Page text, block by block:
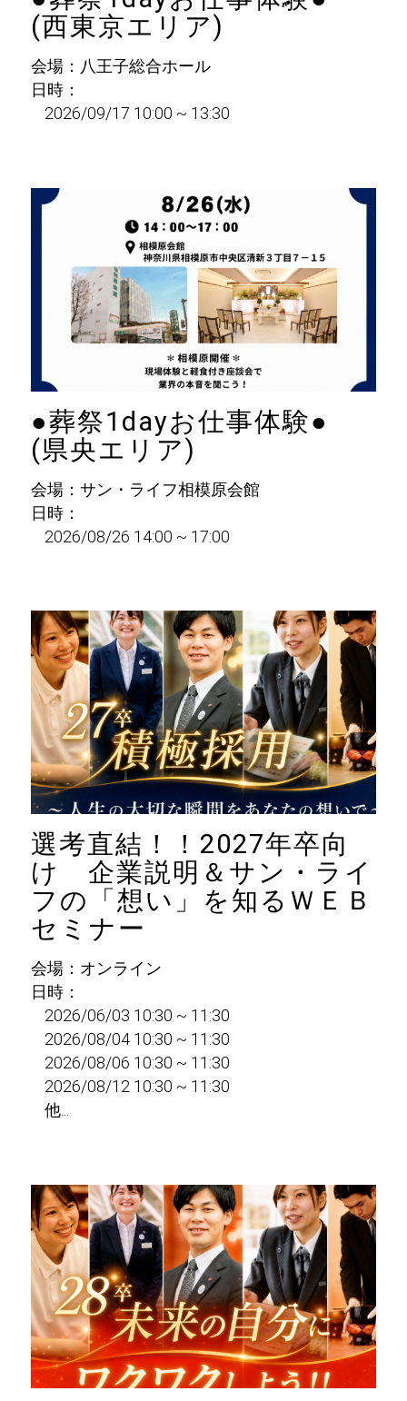
(西東京エリア)
会場：八王子総合ホール
日時：
2026/09/17 10:00 ~ 13:30
●葬祭1dayお仕事体験●
(県央エリア)
会場：サン・ライフ相模原会館
日時：
2026/08/26 14:00 ~ 17:00
選考直結！！2027年卒向
け 企業説明＆サン・ライ
フの「想い」を知るＷＥＢ
セミナー
会場：オンライン
日時：
2026/06/03 10:30 ~ 11:30
2026/08/04 10:30 ~ 11:30
2026/08/06 10:30 ~ 11:30
2026/08/12 10:30 ~ 11:30
他...